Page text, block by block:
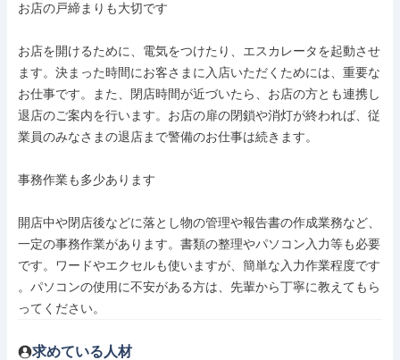
お店の戸締まりも大切です
お店を開けるために、電気をつけたり、エスカレータを起動させ
ます。決まった時間にお客さまに入店いただくためには、重要な
お仕事です。また、閉店時間が近づいたら、お店の方とも連携し
退店のご案内を行います。お店の扉の閉鎖や消灯が終われば、従
業員のみなさまの退店まで警備のお仕事は続きます。
事務作業も多少あります
開店中や閉店後などに落とし物の管理や報告書の作成業務など、
一定の事務作業があります。書類の整理やパソコン入力等も必要
です。ワードやエクセルも使いますが、簡単な入力作業程度です
。パソコンの使用に不安がある方は、先輩から丁寧に教えてもら
ってください。
求めている人材